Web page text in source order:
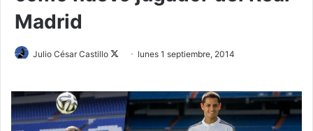
Madrid
Julio César Castillo
l
o
lunes 1 septiembre, 2014